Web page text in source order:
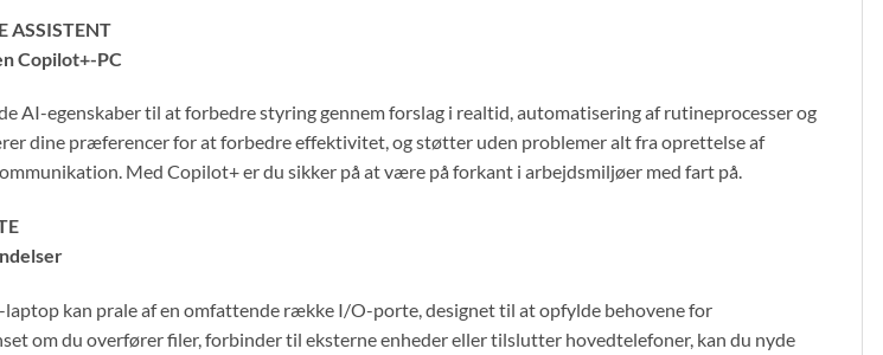
ASSISTENT
Copilot+-PC
AI-egenskaber til at forbedre styring gennem forslag i realtid, automatisering af rutineprocesser og
dine præferencer for at forbedre effektivitet, og støtter uden problemer alt fra oprettelse af
Med Copilot+ er du sikker på at være på forkant i arbejdsmiljøer med fart på.
kan prale af en omfattende række I/O-porte, designet til at opfylde behovene for
om du overfører filer, forbinder til eksterne enheder eller tilslutter hovedtelefoner, kan du nyde